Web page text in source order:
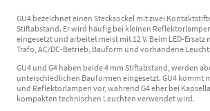
GU4 bezeichnet einen Stecksockel mit zwei
Stiftabstand. Er wird häufig bei kleinen
eingesetzt und arbeitet meist mit 12 V. Beim LED-Ersatz
Trafo, AC/DC-Betrieb, Bauform und vorhandene
GU4 und G4 haben beide 4 mm Stiftabstand, werden
unterschiedlichen Bauformen eingesetzt. GU4 kommt
und Reflektorlampen vor, während G4 eher bei
kompakten technischen Leuchten verwendet wird.